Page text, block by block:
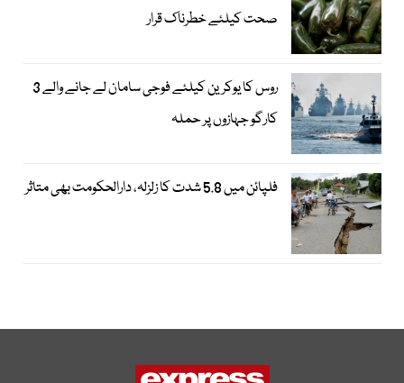
صحت کیلئے خطرناک قرار
روس کا یوکرین کیلئے فوجی سامان لے جانے والے 3
کارگو جہازوں پر حملہ
فلپائن میں 5.8 شدت کا زلزلہ، دارالحکومت بھی متاثر